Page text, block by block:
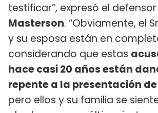
testificar”, expresó el
Masterson. “Obviamente, el
y su esposa están en
considerando que estas
hace casi 20 años están
repente a la presentación
pero ellos y su familia se